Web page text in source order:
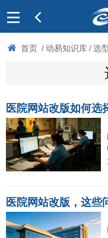
首页 / 动易知识库 / 选
医院网站改版如何选
医院网站改版，这些